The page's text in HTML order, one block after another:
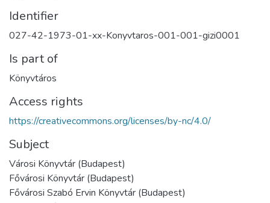
Identifier
027-42-1973-01-xx-Konyvtaros-001-001-gizi0001
Is part of
Könyvtáros
Access rights
https://creativecommons.org/licenses/by-nc/4.0/
Subject
Városi Könyvtár (Budapest)
Fővárosi Könyvtár (Budapest)
Fővárosi Szabó Ervin Könyvtár (Budapest)